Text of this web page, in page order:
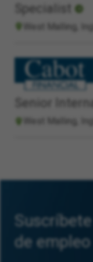
Specialist
West Malling,
Senior
West Malling,
de empleo